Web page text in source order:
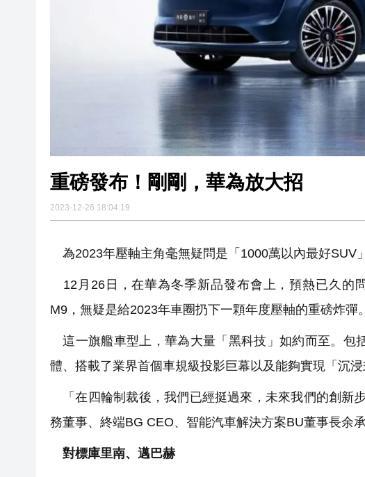
重磅發布！剛剛，華為放大招
2023-12-26 18:04:19
為2023年壓軸主角毫無疑問是「1000萬以內最好SUV
12月26日，在華為冬季新品發布會上，預熱已久的
M9，無疑是給2023年車圈扔下一顆年度壓軸的重磅炸彈。
這一旗艦車型上，華為大量「黑科技」如約而至。包
體、搭載了業界首個車規級投影巨幕以及能夠實現「沉浸
「在四輪制裁後，我們已經挺過來，未來我們的創新
務董事、終端BG CEO、智能汽車解決方案BU董事長余
對標庫里南、邁巴赫